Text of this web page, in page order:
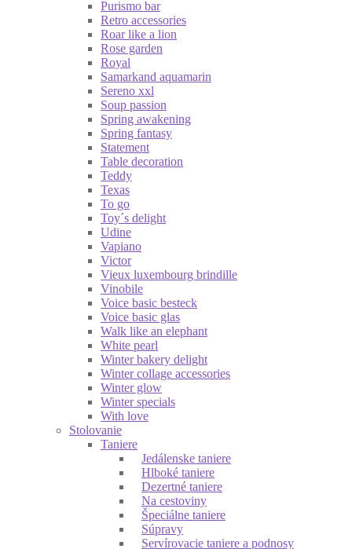
Purismo bar
Retro accessories
Roar like a lion
Rose garden
Royal
Samarkand aquamarin
Sereno xxl
Soup passion
Spring awakening
Spring fantasy
Statement
Table decoration
Teddy
Texas
To go
Toy´s delight
Udine
Vapiano
Victor
Vieux luxembourg brindille
Vinobile
Voice basic besteck
Voice basic glas
Walk like an elephant
White pearl
Winter bakery delight
Winter collage accessories
Winter glow
Winter specials
With love
Stolovanie
Taniere
Jedálenske taniere
Hlboké taniere
Dezertné taniere
Na cestoviny
Špeciálne taniere
Súpravy
Servírovacie taniere a podnosy